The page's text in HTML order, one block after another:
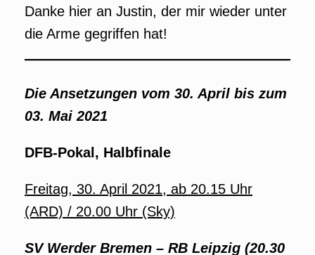
Danke hier an Justin, der mir wieder unter
die Arme gegriffen hat!
Die Ansetzungen vom 30. April bis zum
03. Mai 2021
DFB-Pokal, Halbfinale
Freitag, 30. April 2021, ab 20.15 Uhr
(ARD) / 20.00 Uhr (Sky)
SV Werder Bremen – RB Leipzig (20.30